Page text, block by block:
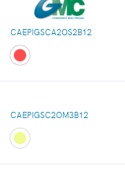
CAEPIGSCA2OS2B12
CAEPIGSC2OM3B12